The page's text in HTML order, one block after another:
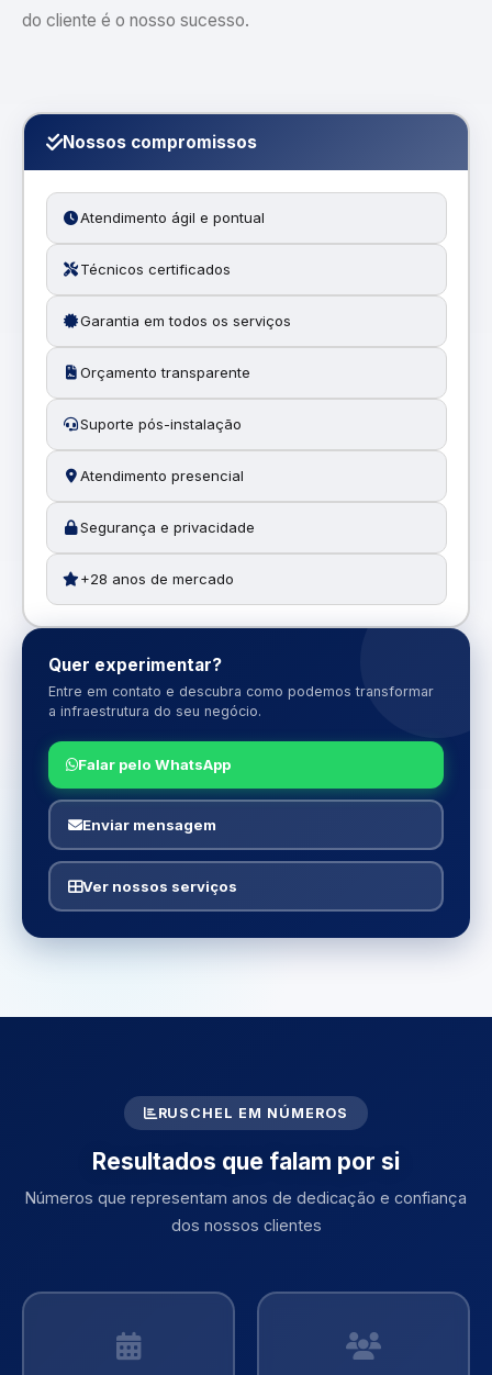
do cliente é o nosso sucesso.
Nossos compromissos
Atendimento ágil e pontual
Técnicos certificados
Garantia em todos os serviços
Orçamento transparente
Suporte pós-instalação
Atendimento presencial
Segurança e privacidade
+28 anos de mercado
Quer experimentar?
Entre em contato e descubra como podemos transformar
a infraestrutura do seu negócio.
Falar pelo WhatsApp
Enviar mensagem
Ver nossos serviços
RUSCHEL EM NÚMEROS
Resultados que falam por si
Números que representam anos de dedicação e confiança
dos nossos clientes